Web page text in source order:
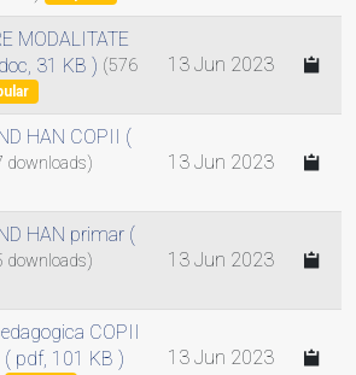
MODALITATE
31 KB ) (576
13 Jun 2023
HAN COPII
(
downloads) 13 Jun 2023
HAN primar (
downloads) 13 Jun 2023
COPII
( pdf, 101 KB ) 13 Jun 2023